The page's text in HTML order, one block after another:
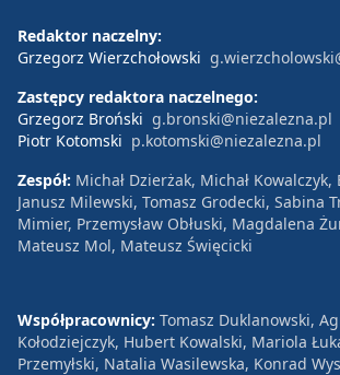
Redaktor naczelny:
Grzegorz Wierzchołowski
Zastępcy redaktora naczelnego:
Grzegorz Broński g.bronski@niezalezna.pl
Piotr Kotomski p.kotomski@niezalezna.pl
Zespół: Michał Dzierżak, Michał
Janusz Milewski, Tomasz Grodecki, Sabina
Mimier, Przemysław Obłuski, Magdalena
Mateusz Mol, Mateusz Święcicki
Współpracownicy: Tomasz Duklanowski,
Kołodziejczyk, Hubert Kowalski, Mariola
Przemyłski, Natalia Wasilewska, Konrad